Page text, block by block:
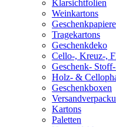
Klarsichtfolien
Weinkartons
Geschenkpapiere
Tragekartons
Geschenkdeko
Cello-, Kreuz-,
Geschenk-
Holz- &
Geschenkboxen
Kartons
Paletten